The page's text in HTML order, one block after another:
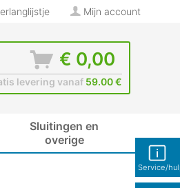
Service/
Mijn account
€ 0,00
levering vanaf 59.00 €
Sluitingen en
overige